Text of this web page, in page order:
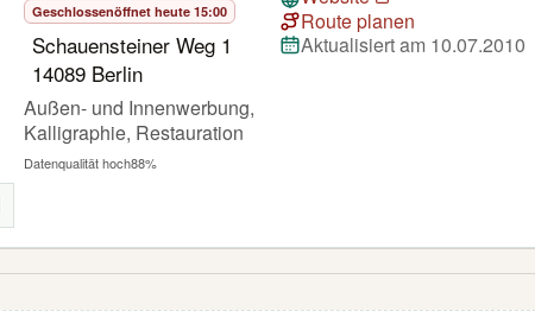
Geschlossenöffnet heute 15:00
Schauensteiner Weg 1
14089 Berlin
Außen- und Innenwerbung,
Kalligraphie, Restauration
Datenqualität hoch88%
Route planen
Aktualisiert am 10.07.2010